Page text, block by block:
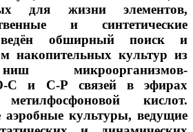
для жизни элементов,
и синтетические
обширный поиск и
накопительных культур из
микроорганизмов-
О-С и С-Р связей в эфирах
кислот.
культуры, ведущие